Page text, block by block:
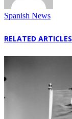
Spanish News
RELATED ARTICLES